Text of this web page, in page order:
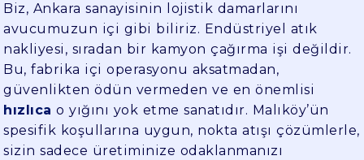
Biz, Ankara sanayisinin lojistik damarlarını
avucumuzun içi gibi biliriz. Endüstriyel atık
nakliyesi, sıradan bir kamyon çağırma işi değildir.
Bu, fabrika içi operasyonu aksatmadan,
güvenlikten ödün vermeden ve en önemlisi
hızlıca o yığını yok etme sanatıdır. Malıköy’ün
spesifik koşullarına uygun, nokta atışı çözümlerle,
sizin sadece üretiminize odaklanmanızı